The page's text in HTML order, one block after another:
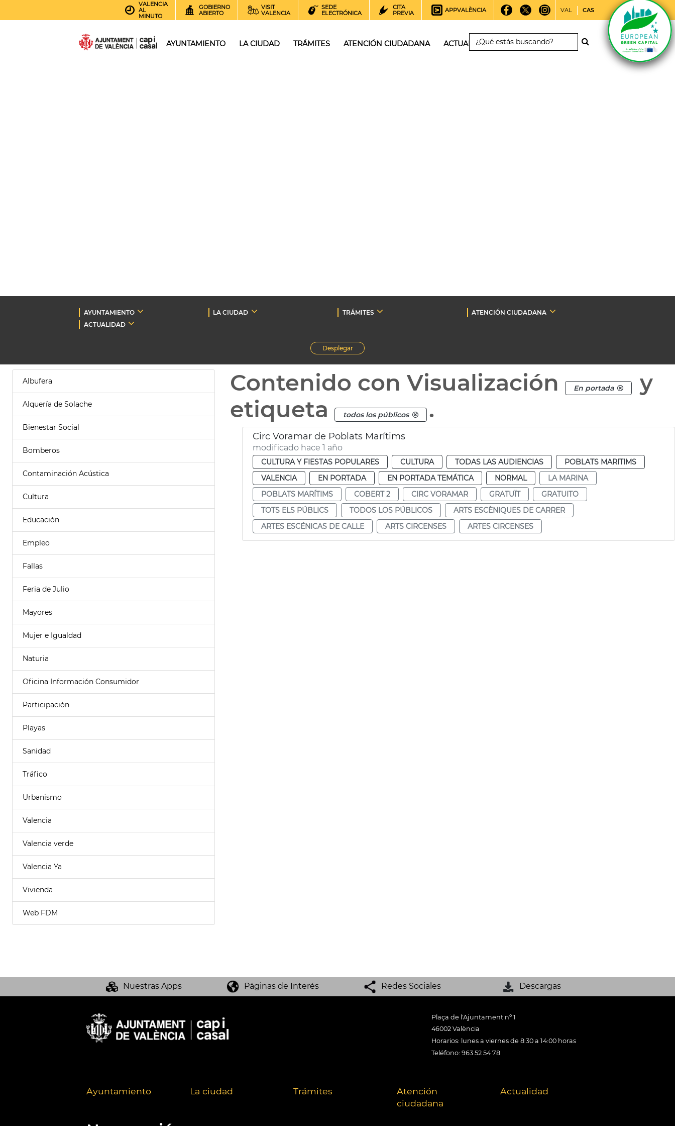
VALENCIA
AL
MINUTO
GOBIERNO
ABIERTO
VISIT
VALENCIA
SEDE
ELECTRÓNICA
CITA
PREVIA
APPVALÈNCIA VAL CAS
AYUNTAMIENTO LA CIUDAD TRÁMITES ATENCIÓN CIUDADANA ACTUALIDAD
AYUNTAMIENTO LA CIUDAD TRÁMITES
ATENCIÓN CIUDADANA
ACTUALIDAD
Desplegar
Albufera
Alquería de Solache
Bienestar Social
Bomberos
Contaminación Acústica
Cultura
Educación
Empleo
Fallas
Feria de Julio
Mayores
Mujer e Igualdad
Naturia
Oficina Información Consumidor
Participación
Playas
Sanidad
Tráfico
Urbanismo
Valencia
Valencia verde
Valencia Ya
Vivienda
Web FDM
Contenido con Visualización En portada
y
etiqueta
todos los públicos .
Circ Voramar de Poblats Marítims
modificado hace 1 año
CULTURA Y FIESTAS POPULARES CULTURA TODAS LAS AUDIENCIAS
POBLATS MARITIMS
VALENCIA
EN PORTADA EN PORTADA TEMÁTICA NORMAL
LA MARINA
POBLATS MARÍTIMS
COBERT 2 CIRC VORAMAR GRATUÏT
GRATUITO
TOTS ELS PÚBLICS
TODOS LOS PÚBLICOS
ARTS ESCÈNIQUES DE CARRER
ARTES ESCÉNICAS DE CALLE
ARTS CIRCENSES ARTES CIRCENSES
Nuestras Apps Páginas de Interés Redes Sociales Descargas
Plaça de l'Ajuntament nº 1
46002 València
Horarios: lunes a viernes de 8:30 a 14:00 horas
Teléfono: 963 52 54 78
Ayuntamiento La ciudad Trámites
Atención
ciudadana
Actualidad